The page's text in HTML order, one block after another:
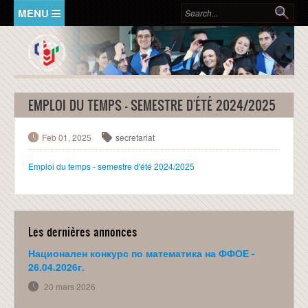
Formulaire de recherche
ACCUEIL
ADMISSION
Bulgares
Etrangers
Master GE-(ICT, EEA) - 5 ans
Master GE-TIC - 2/3 ans
Ecole Doctorale Internationale d’Ingénierie
EMPLOI DU TEMPS - SEMESTRE D'ÉTÉ 2024/2025
Feb 01, 2025 secretariat
Emploi du temps - semestre d'été 2024/2025
Les dernières annonces
Национален конкурс по математика на ФФОЕ -
26.04.2026г.
20 mars 2026